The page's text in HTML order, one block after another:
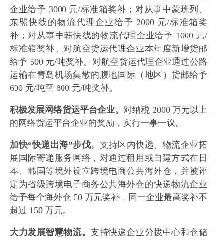
企业给予 3000 元/标准箱奖补；对从事中蒙班列、
东盟快线的物流代理企业给予 2000 元/标准箱奖
补；对从事中韩快线的物流代理企业给予 1000 元/
标准箱奖补。对航空货运代理企业本年度新增货邮
给予 500 元/吨奖补。对航空货运代理企业通过公路
运输在青岛机场集散的腹地国际（地区）货邮给予
600 元/吨至 800 元/吨奖补。
积极发展网络货运平台企业。对纳税 2000 万元以上
的网络货运平台企业的奖励，实行一事一议。
加快“快递出海”步伐。 支持区内快递、物流企业拓
展国际寄递服务网络，对通过租用或自建方式在日
本、韩国等境外设立跨境电商公共海外仓，并被评
定为省级跨境电子商务公共海外仓的快递物流企业
给予每个海外仓 50 万元奖补，同一企业最高奖补不
超过 150 万元。
大力发展智慧物流。支持快递企业分拨中心和仓储